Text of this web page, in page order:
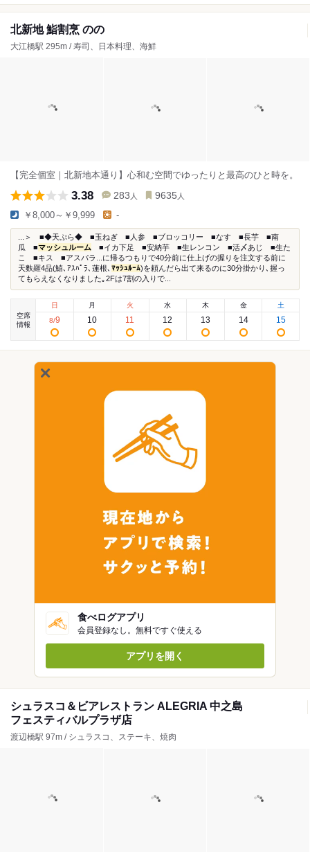
北新地 鮨割烹 のの
大江橋駅 295m / 寿司、日本料理、海鮮
【完全個室｜北新地本通り】心和む空間でゆったりと最高のひと時を。
3.38 283 人 9635 人
￥8,000～￥9,999 -
...＞ ■◆天ぷら◆ ■玉ねぎ ■人参 ■ブロッコリー ■なす ■長芋 ■南
瓜 ■マッシュルーム ■イカ下足 ■安納芋 ■生レンコン ■活〆あじ ■生た
こ ■キス ■アスパラ...に帰るつもりで40分前に仕上げの握りを注文する前に
天麩羅4品(鱚､ｱｽﾊﾟﾗ､蓮根､ ﾏｯｼｭﾙｰﾑ)を頼んだら出て来るのに30分掛かり､握っ
てもらえなくなりました｡2Fは7割の入りで...
空席
情報
日
8/9
月
10
火
11
水
12
木
13
金
14
土
15
食べログアプリ
会員登録なし。無料ですぐ使える
アプリを開く
シュラスコ＆ビアレストラン ALEGRIA 中之島
フェスティバルプラザ店
渡辺橋駅 97m / シュラスコ、ステーキ、焼肉